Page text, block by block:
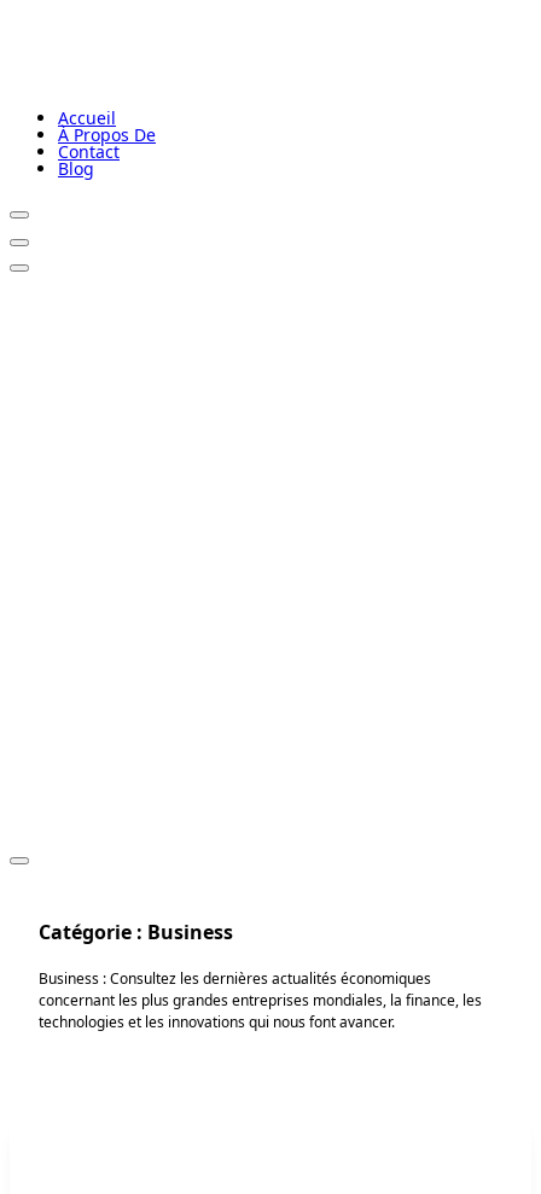
Accueil
À Propos De
Contact
Blog
Catégorie : Business
Business : Consultez les dernières actualités économiques
concernant les plus grandes entreprises mondiales, la finance, les
technologies et les innovations qui nous font avancer.